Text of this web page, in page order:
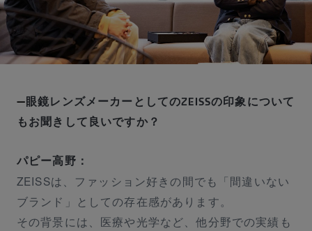
眼鏡レンズメーカーとしてのZEISSの印象について
もお聞きして良いですか？
パピー高野：
ZEISSは、ファッション好きの間でも「間違いない
ブランド」としての存在感があります。
その背景には、医療や光学など、他分野での実績も